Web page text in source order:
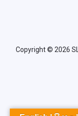
Copyright © 2026